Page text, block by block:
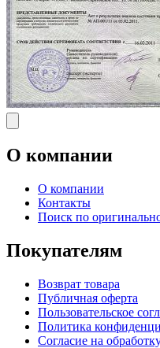
О компании
О компании
Контакты
Поиск по
Покупателям
Возврат товара
Публичная оферта
Пользовательское
Политика
Согласие на